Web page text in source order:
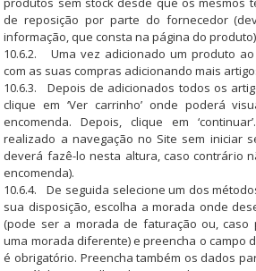
de reposição por parte do fornecedor
informação, que consta na página do
10.6.2. Uma vez adicionado um produto
com as suas compras adicionando mais
10.6.3. Depois de adicionados todos os
clique em ‘Ver carrinho’ onde poderá
encomenda. Depois, clique em
realizado a navegação no Site sem iniciar
deverá fazê-lo nesta altura, caso contrário
encomenda).
10.6.4. De seguida selecione um dos
sua disposição, escolha a morada onde
(pode ser a morada de faturação ou, caso
uma morada diferente) e preencha o campo
é obrigatório. Preencha também os dados